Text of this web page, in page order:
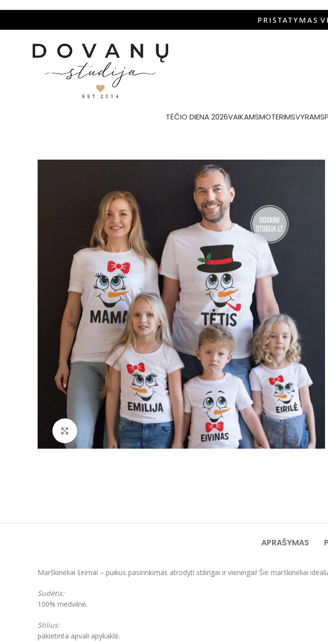
TĖČIO DIENA 2026VAIKAMSMOTERIMSVYRAMS
Padidinti
APRAŠYMAS
Marškinėliai šeimai – puikus pasirinkimas atrodyti stilingai ir vieningai! Šie marškinėliai
Sudėtis:
100% medvilnė.
Stilius:
pakietinta apvali apykaklė.